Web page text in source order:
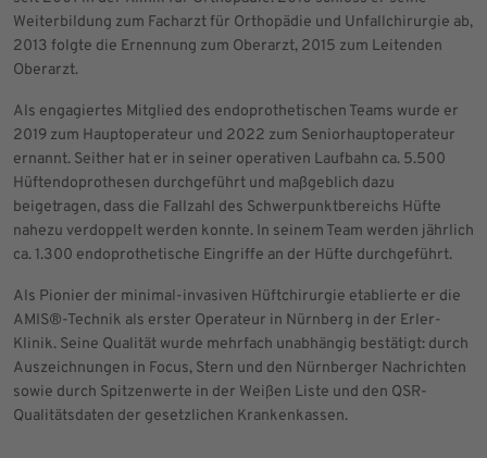
Weiterbildung zum Facharzt für Orthopädie und Unfallchirurgie ab,
2013 folgte die Ernennung zum Oberarzt, 2015 zum Leitenden
Oberarzt.
Als engagiertes Mitglied des endoprothetischen Teams wurde er
2019 zum Hauptoperateur und 2022 zum Seniorhauptoperateur
ernannt. Seither hat er in seiner operativen Laufbahn ca. 5.500
Hüftendoprothesen durchgeführt und maßgeblich dazu
beigetragen, dass die Fallzahl des Schwerpunktbereichs Hüfte
nahezu verdoppelt werden konnte. In seinem Team werden jährlich
ca. 1.300 endoprothetische Eingriffe an der Hüfte durchgeführt.
Als Pionier der minimal-invasiven Hüftchirurgie etablierte er die
AMIS®-Technik als erster Operateur in Nürnberg in der Erler-
Klinik. Seine Qualität wurde mehrfach unabhängig bestätigt: durch
Auszeichnungen in Focus, Stern und den Nürnberger Nachrichten
sowie durch Spitzenwerte in der Weißen Liste und den QSR-
Qualitätsdaten der gesetzlichen Krankenkassen.